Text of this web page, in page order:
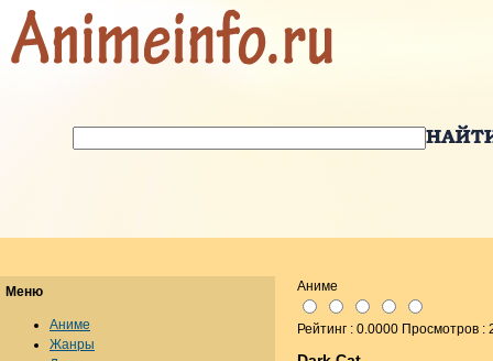
Аниме
Рейтинг : 0.0000 Просмотров :
Меню
Аниме
Жанры